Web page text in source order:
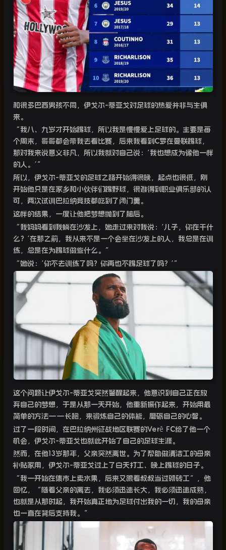
和很多巴西男孩不同，伊戈尔-蒂亚戈对足球的热爱并非与生俱
来。
“我八、九岁才开始踢球，所以我是慢慢爱上足球的。主要是每
个周末，哥哥都会带我去看比赛，后来我看到 C罗在曼联踢球，
那对我来说意义非凡，所以我就对自己说：
‘我也想成为像他一样
的人。
’ ”
所以，伊戈尔-蒂亚戈的足球之路开始得很晚，起点也很低，刚
开始他只是在家乡和小伙伴们踢野球，很难得到职业俱乐部的认
可，两次试训巴拉纳竞技都吃到了闭门羹。
这样的结果，一度让他把梦想抛到了脑后。
“我妈妈看到我躺在沙发上，她走过来对我说： ‘ 儿子，你在干什
么？ ’在那之前，我从来不是一个会坐在沙发上的人，我总是在训
练，总是在为踢球做些什么。”
“她说： ‘你不去训练了吗？你再也不踢足球了吗？ ’ ”
这个问题让伊戈尔-蒂亚戈突然警醒起来，他意识到自己正在放
弃自己的梦想，于是从那一天开始，他重新振作起来，开始用最
简单的方法——长跑，来锻炼自己的体能，磨砺自己的心智。
过了一段时间，在巴拉纳州征战地区联赛的Verê FC给了他一个
机会，伊戈尔-蒂亚戈也就此开始了自己的足球生涯。
然而，在他13岁那年，父亲突然离世。为了帮助做清洁工的母亲
补贴家用，伊戈尔-蒂亚戈过上了白天打工、晚上踢球的日子。
“我一开始在集市上卖水果，后来又跟着叔叔当过砌砖工”，他
回忆，“随着父亲的离去，我必须迅速长大，我必须迅速成熟，
也就是从那时起，我开始真正地为足球付出我的一切，我的母亲
也一直在背后支持我。”